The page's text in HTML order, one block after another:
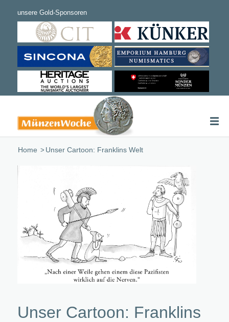
Home /Unser Cartoon: Franklins Welt
Unser Cartoon: Franklins